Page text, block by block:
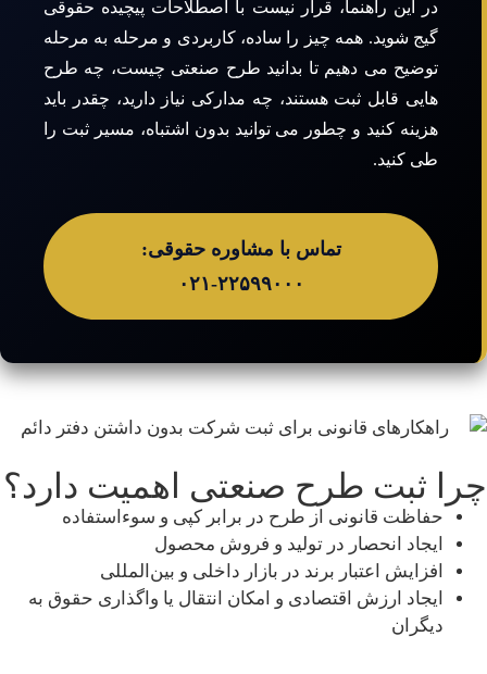
در این راهنما، قرار نیست با اصطلاحات پیچیده حقوقی
گیج شوید. همه چیز را ساده، کاربردی و مرحله به مرحله
توضیح می دهیم تا بدانید طرح صنعتی چیست، چه طرح
هایی قابل ثبت هستند، چه مدارکی نیاز دارید، چقدر باید
هزینه کنید و چطور می توانید بدون اشتباه، مسیر ثبت را
طی کنید.
تماس با مشاوره حقوقی:
۲۲۵۹۹۰۰۰-۰۲۱
چرا ثبت طرح صنعتی اهمیت دارد؟
حفاظت قانونی از طرح در برابر کپی و سوءاستفاده
ایجاد انحصار در تولید و فروش محصول
افزایش اعتبار برند در بازار داخلی و بین‌المللی
ایجاد ارزش اقتصادی و امکان انتقال یا واگذاری حقوق به
دیگران